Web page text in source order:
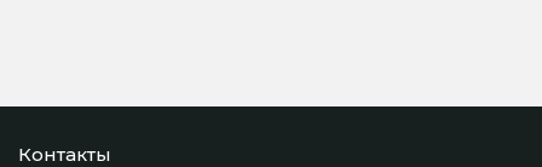
Контакты